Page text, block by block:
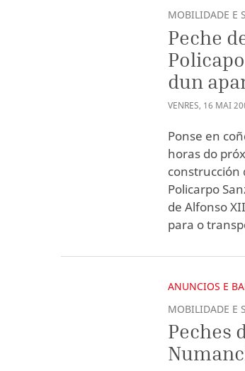
MOBILIDADE E
Peche
dun
VENRES, 16 MAI
Ponse en
horas do
construcción
Policarpo
de Alfonso
para o
ANUNCIOS E
MOBILIDADE E
Peches